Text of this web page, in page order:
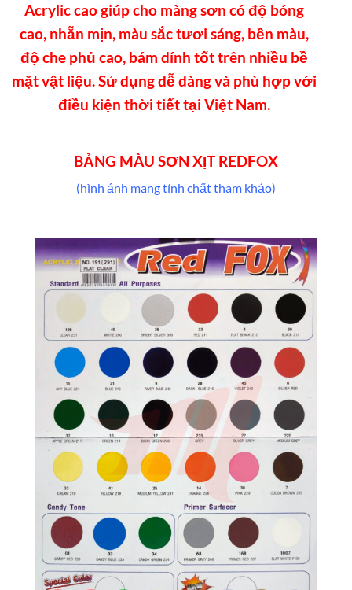
Acrylic cao giúp cho màng sơn có độ bóng
cao, nhẵn mịn, màu sắc tươi sáng, bền màu,
độ che phủ cao, bám dính tốt trên nhiều bề
mặt vật liệu. Sử dụng dễ dàng và phù hợp với
điều kiện thời tiết tại Việt Nam.
BẢNG MÀU SƠN XỊT REDFOX
(hình ảnh mang tính chất tham khảo)